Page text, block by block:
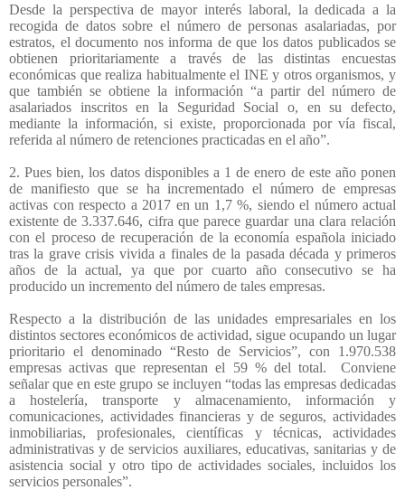
Desde la perspectiva de mayor interés laboral, la dedicada a la
recogida de datos sobre el número de personas asalariadas, por
estratos, el documento nos informa de que los datos publicados se
obtienen prioritariamente a través de las distintas encuestas
económicas que realiza habitualmente el INE y otros organismos, y
que también se obtiene la información “a partir del número de
asalariados inscritos en la Seguridad Social o, en su defecto,
mediante la información, si existe, proporcionada por vía fiscal,
referida al número de retenciones practicadas en el año”.
2. Pues bien, los datos disponibles a 1 de enero de este año ponen
de manifiesto que se ha incrementado el número de empresas
activas con respecto a 2017 en un 1,7 %, siendo el número actual
existente de 3.337.646, cifra que parece guardar una clara relación
con el proceso de recuperación de la economía española iniciado
tras la grave crisis vivida a finales de la pasada década y primeros
años de la actual, ya que por cuarto año consecutivo se ha
producido un incremento del número de tales empresas.
Respecto a la distribución de las unidades empresariales en los
distintos sectores económicos de actividad, sigue ocupando un lugar
prioritario el denominado “Resto de Servicios”, con 1.970.538
empresas activas que representan el 59 % del total.
Conviene
señalar que en este grupo se incluyen “todas las empresas dedicadas
a hostelería, transporte y almacenamiento, información y
comunicaciones, actividades financieras y de seguros, actividades
inmobiliarias, profesionales, científicas y técnicas, actividades
administrativas y de servicios auxiliares, educativas, sanitarias y de
asistencia social y otro tipo de actividades sociales, incluidos los
servicios personales”.